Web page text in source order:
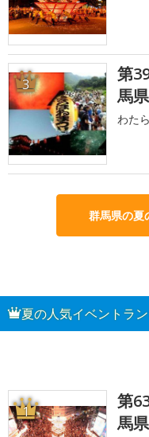
3
第
馬県
わた
群馬県の夏
夏の人気イベントラ
1
第
馬県